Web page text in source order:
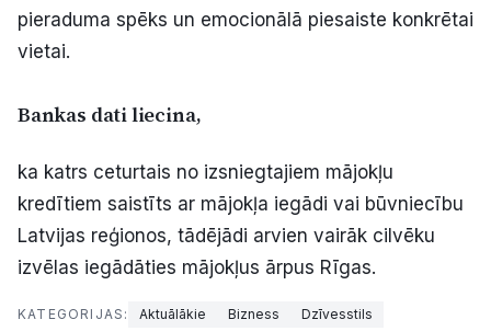
pieraduma spēks un emocionālā piesaiste konkrētai
vietai.
Bankas dati liecina,
ka katrs ceturtais no izsniegtajiem mājokļu
kredītiem saistīts ar mājokļa iegādi vai būvniecību
Latvijas reģionos, tādējādi arvien vairāk cilvēku
izvēlas iegādāties mājokļus ārpus Rīgas.
KATEGORIJAS: Aktuālākie Bizness Dzīvesstils